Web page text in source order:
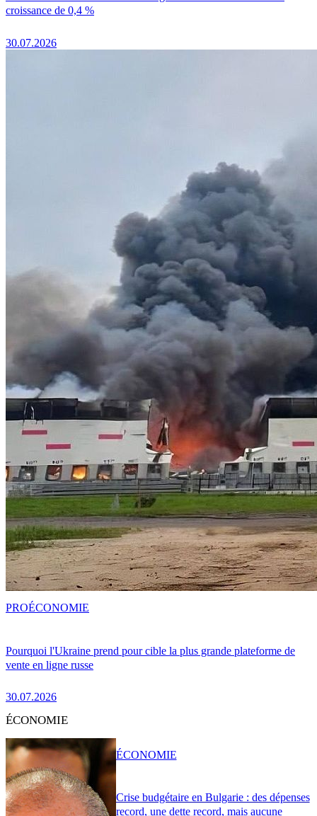
croissance de 0,4 %
30.07.2026
Pourquoi l'Ukraine prend pour cible la plus grande plateforme de
vente en ligne russe
30.07.2026
PROÉCONOMIE
ÉCONOMIE
Crise budgétaire en Bulgarie : des dépenses
record, une dette record, mais aucune
ÉCONOMIE